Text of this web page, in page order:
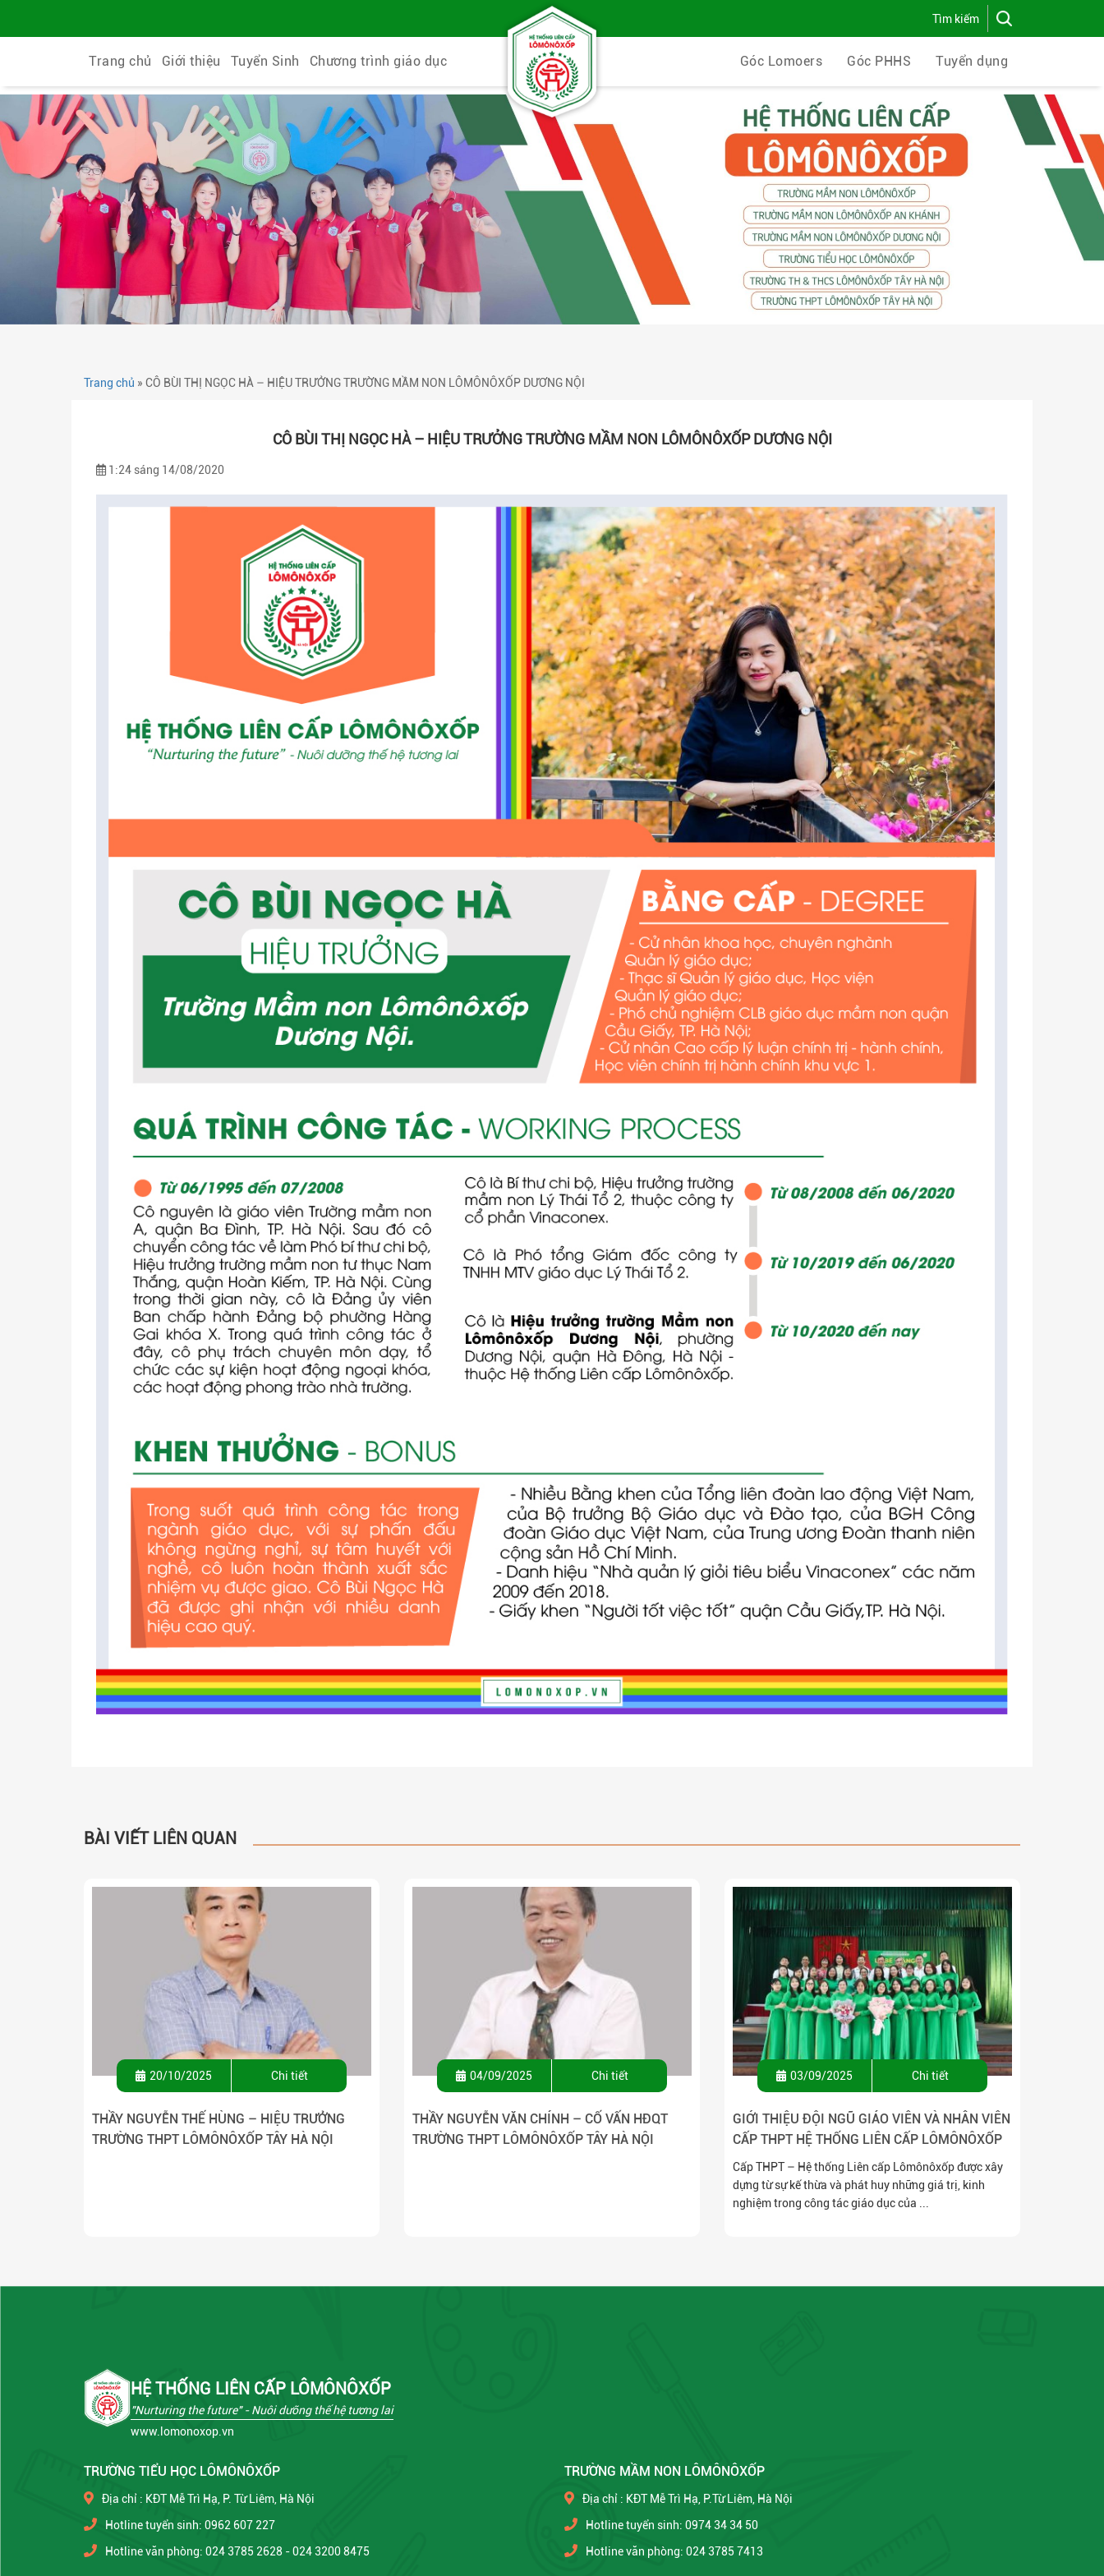
Trang chủ Giới thiệu Tuyển Sinh Chương trình giáo dục Góc Lomoers Góc PHHS Tuyển dụng
Trang chủ » CÔ BÙI THỊ NGỌC HÀ – HIỆU TRƯỞNG TRƯỜNG MẦM NON LÔMÔNÔXỐP DƯƠNG NỘI
CÔ BÙI THỊ NGỌC HÀ – HIỆU TRƯỞNG TRƯỜNG MẦM NON LÔMÔNÔXỐP DƯƠNG NỘI
1:24 sáng 14/08/2020
BÀI VIẾT LIÊN QUAN
20/10/2025 Chi tiết
THẦY NGUYỄN THẾ HÙNG – HIỆU TRƯỞNG
TRƯỜNG THPT LÔMÔNÔXỐP TÂY HÀ NỘI
04/09/2025 Chi tiết
THẦY NGUYỄN VĂN CHÍNH – CỐ VẤN HĐQT
TRƯỜNG THPT LÔMÔNÔXỐP TÂY HÀ NỘI
03/09/2025 Chi tiết
GIỚI THIỆU ĐỘI NGŨ GIÁO VIÊN VÀ NHÂN VIÊN
CẤP THPT HỆ THỐNG LIÊN CẤP LÔMÔNÔXỐP
Cấp THPT – Hệ thống Liên cấp Lômônôxốp được xây
dựng từ sự kế thừa và phát huy những giá trị, kinh
nghiệm trong công tác giáo dục của ...
HỆ THỐNG LIÊN CẤP LÔMÔNÔXỐP
"Nurturing the future"- Nuôi dưỡng thế hệ tương lai
www.lomonoxop.vn
TRƯỜNG TIỂU HỌC LÔMÔNÔXỐP
Địa chỉ : KĐT Mễ Trì Hạ, P. Từ Liêm, Hà Nội
Hotline tuyển sinh: 0962 607 227
Hotline văn phòng: 024 3785 2628 - 024 3200 8475
TRƯỜNG MẦM NON LÔMÔNÔXỐP
Địa chỉ : KĐT Mễ Trì Hạ, P.Từ Liêm, Hà Nội
Hotline tuyển sinh: 0974 34 34 50
Hotline văn phòng: 024 3785 7413